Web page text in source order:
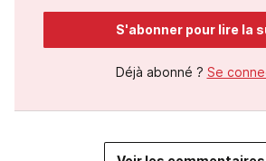
S'abonner pour lire la
Déjà abonné ? Se